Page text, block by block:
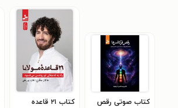
کتاب صوتی رقص
کتاب ۲۱ قاعده